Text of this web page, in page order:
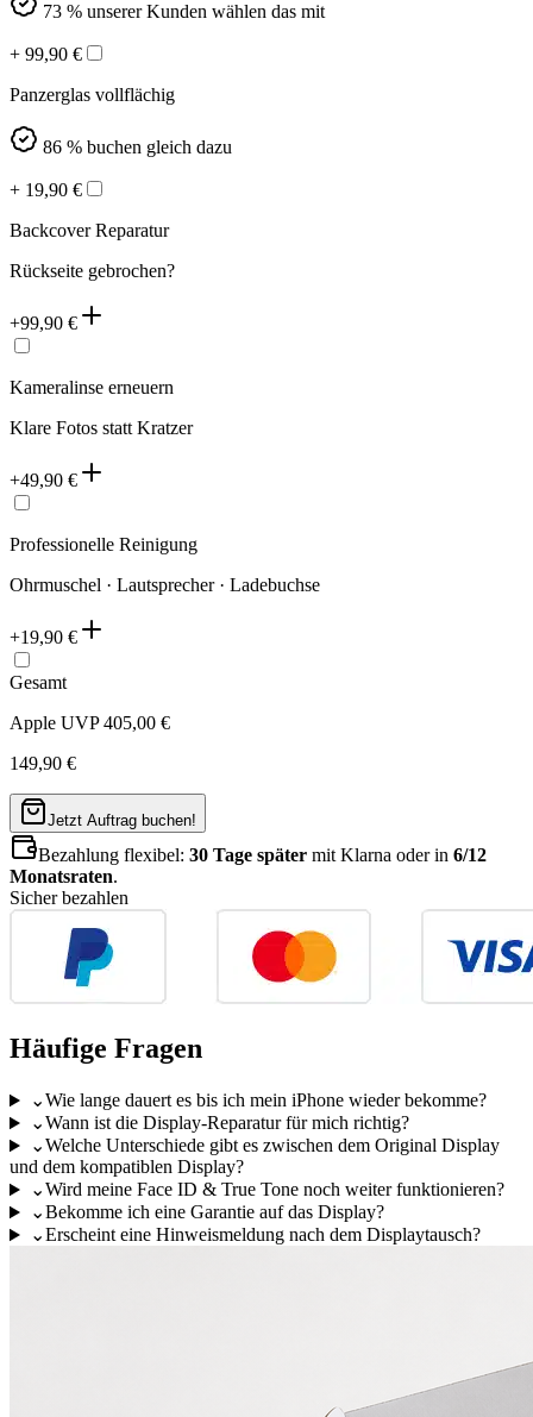
73 % unserer Kunden wählen das mit
+ 99,90 €
Panzerglas vollflächig
86 % buchen gleich dazu
+ 19,90 €
Backcover Reparatur
Rückseite gebrochen?
+99,90 €
Kameralinse erneuern
Klare Fotos statt Kratzer
+49,90 €
Professionelle Reinigung
Ohrmuschel · Lautsprecher · Ladebuchse
+19,90 €
Gesamt
Apple UVP405,00 €
149,90 €
Jetzt Auftrag buchen!
Bezahlung flexibel: 30 Tage später mit Klarna oder in 6/12
Monatsraten.
Sicher bezahlen
Häufige Fragen
⌄Wie lange dauert es bis ich mein iPhone wieder bekomme?
⌄Wann ist die Display-Reparatur für mich richtig?
⌄Welche Unterschiede gibt es zwischen dem Original Display
und dem kompatiblen Display?
⌄Wird meine Face ID & True Tone noch weiter funktionieren?
⌄Bekomme ich eine Garantie auf das Display?
⌄Erscheint eine Hinweismeldung nach dem Displaytausch?